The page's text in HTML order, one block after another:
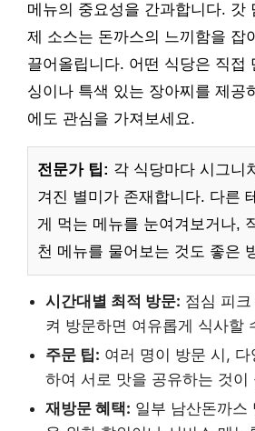
메뉴의 중요성을 간과합니다. 갓
제 소스는 돈까스의 느끼함을 잡
끌어올립니다. 어떤 식당은 직접
싱이나 특색 있는 장아찌를 제공
에도 관심을 가져보세요.
전문가 팁: 각 식당마다 시그니
겨진 별미가 존재합니다. 다른
게 먹는 메뉴를 눈여겨보거나,
천 메뉴를 물어보는 것도 좋은
시간대별 최적 방문: 점심 피
켜 방문하면 여유롭게 식사할
주문 팁: 여러 명이 방문 시,
하여 서로 맛을 공유하는 것이
재방문 혜택: 일부 남산돈까스